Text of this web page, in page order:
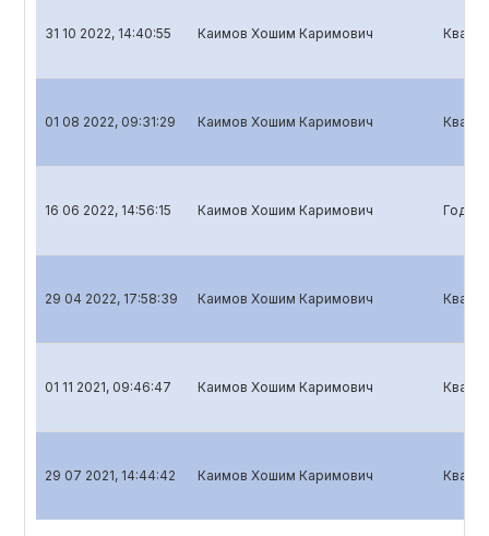
31 10 2022, 14:40:55 Каимов Хошим Каримович
01 08 2022, 09:31:29 Каимов Хошим Каримович
16 06 2022, 14:56:15 Каимов Хошим Каримович
29 04 2022, 17:58:39 Каимов Хошим Каримович
01 11 2021, 09:46:47 Каимов Хошим Каримович
29 07 2021, 14:44:42 Каимов Хошим Каримович